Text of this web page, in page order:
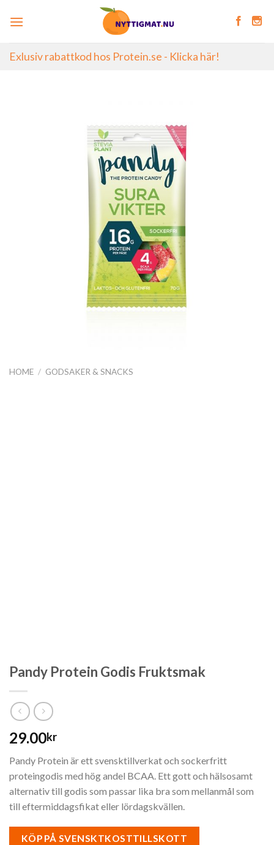
Exlusiv rabattkod hos Protein.se - Klicka här!
HOME / GODSAKER & SNACKS
Pandy Protein Godis Fruktsmak
29.00kr
Pandy Protein är ett svensktillverkat och sockerfritt
proteingodis med hög andel BCAA. Ett gott och hälsosamt
alternativ till godis som passar lika bra som mellanmål som
till eftermiddagsfikat eller lördagskvällen.
KÖP PÅ SVENSKTKOSTTILLSKOTT